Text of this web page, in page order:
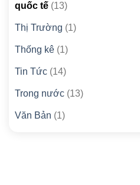
quốc tế (13)
Thị Trường (1)
Thống kê (1)
Tin Tức (14)
Trong nước (13)
Văn Bản (1)